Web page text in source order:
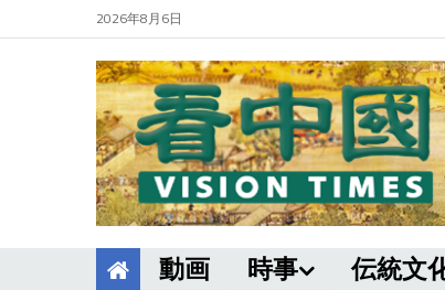
2026年8月6日
動画 時事 伝統文